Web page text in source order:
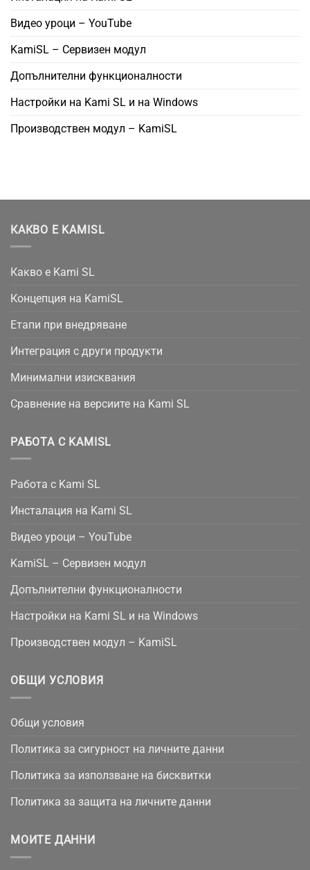
Видео уроци – YouTube
KamiSL – Сервизен модул
Допълнителни функционалности
Настройки на Kami SL и на Windows
Производствен модул – KamiSL
КАКВО Е KAMISL
Какво е Kami SL
Концепция на KamiSL
Етапи при внедряване
Интеграция с други продукти
Минимални изисквания
Сравнение на версиите на Kami SL
РАБОТА С KAMISL
Работа с Kami SL
Инсталация на Kami SL
Видео уроци – YouTube
KamiSL – Сервизен модул
Допълнителни функционалности
Настройки на Kami SL и на Windows
Производствен модул – KamiSL
ОБЩИ УСЛОВИЯ
Общи условия
Политика за сигурност на личните данни
Политика за използване на бисквитки
Политика за защита на личните данни
МОИТЕ ДАННИ